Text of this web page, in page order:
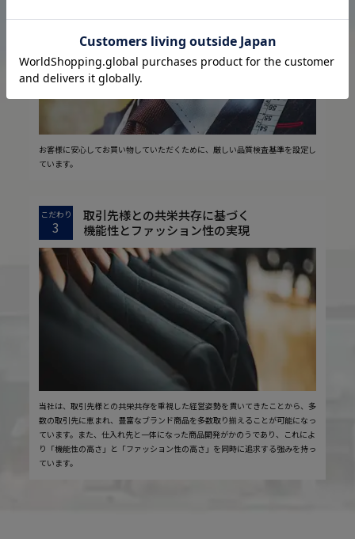
お客様に安心してお買い物していただくために、厳しい品質検査基準を設定し
ています。
こだわり
3
取引先様との共栄共存に基づく
機能性とファッション性の実現
当社は、取引先様との共栄共存を重視した経営姿勢を貫いてきたことから、多
数の取引先に恵まれ、豊富なブランド商品を多数取り揃えることが可能になっ
ています。また、仕入れ先と一体になった商品開発がかのうであり、これによ
り「機能性の高さ」と「ファッション性の高さ」を同時に追求する強みを持っ
ています。